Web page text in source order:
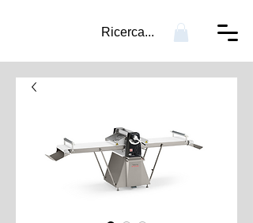
Ricerca...